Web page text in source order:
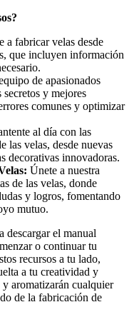
a fabricar velas desde
que incluyen información
de apasionados
secretos y mejores
comunes y optimizar
al día con las
las velas, desde nuevas
decorativas innovadoras.
Únete a nuestra
de las velas, donde
y logros, fomentando
mutuo.
descargar el manual
o continuar tu
recursos a tu lado,
a tu creatividad y
aromatizarán cualquier
de la fabricación de